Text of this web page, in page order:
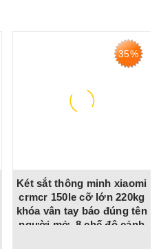
40%
Két sắt bofa bf-v-100bj
nhập khẩu cao 1m khóa
vân tay app tuya chống
trộm cho gia đình, công ty,